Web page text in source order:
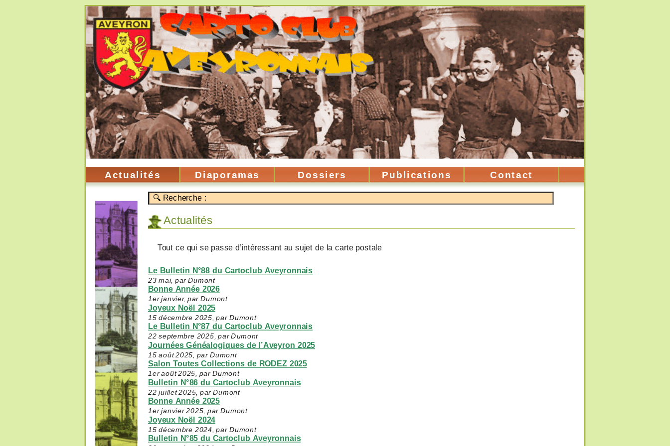
Actualités Diaporamas Dossiers Publications Contact
Actualités
Tout ce qui se passe d’intéressant au sujet de la carte postale
Le Bulletin N°88 du Cartoclub Aveyronnais
23 mai, par Dumont
Bonne Année 2026
1er janvier, par Dumont
Joyeux Noël 2025
15 décembre 2025, par Dumont
Le Bulletin N°87 du Cartoclub Aveyronnais
22 septembre 2025, par Dumont
Journées Généalogiques de l’Aveyron 2025
15 août 2025, par Dumont
Salon Toutes Collections de RODEZ 2025
1er août 2025, par Dumont
Bulletin N°86 du Cartoclub Aveyronnais
22 juillet 2025, par Dumont
Bonne Année 2025
1er janvier 2025, par Dumont
Joyeux Noël 2024
15 décembre 2024, par Dumont
Bulletin N°85 du Cartoclub Aveyronnais